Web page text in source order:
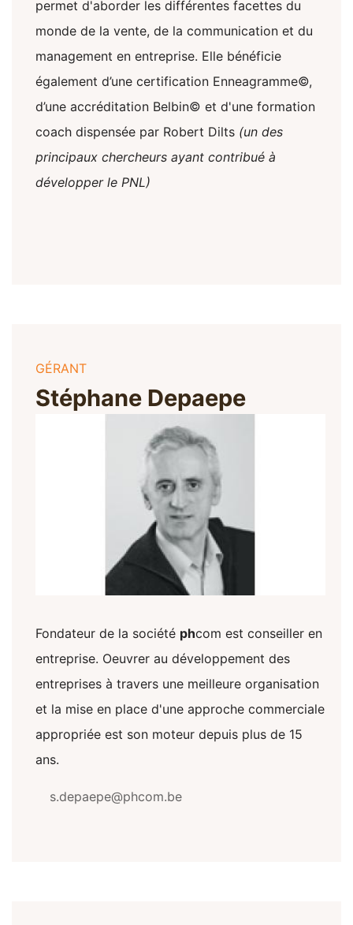
permet d'aborder les différentes facettes du
monde de la vente, de la communication et du
management en entreprise. Elle bénéficie
également d’une certification Enneagramme©,
d’une accréditation Belbin© et d'une formation
coach dispensée par Robert Dilts (un des
principaux chercheurs ayant contribué à
développer le PNL)
GÉRANT
Stéphane Depaepe
Fondateur de la société phcom est conseiller en
entreprise. Oeuvrer au développement des
entreprises à travers une meilleure organisation
et la mise en place d'une approche commerciale
appropriée est son moteur depuis plus de 15
ans.
s.depaepe@phcom.be